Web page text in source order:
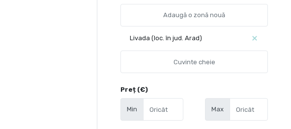
Livada (loc. în jud. Arad)
Preț (€)
Min Max